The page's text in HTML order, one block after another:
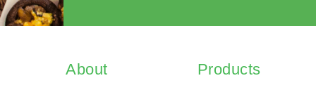
About Products